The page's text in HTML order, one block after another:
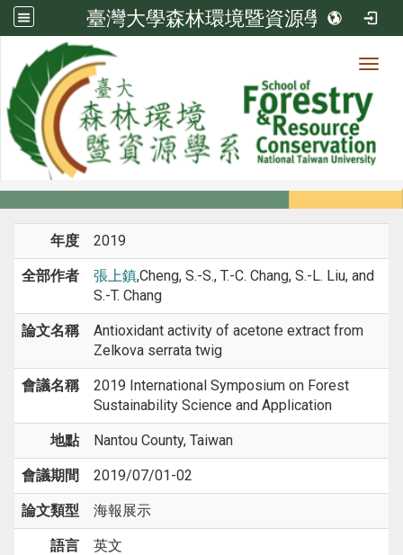
臺灣大學森林環境暨資源學系
系所成員
系所成員
年度 2019
全部作者 張上鎮,Cheng, S.-S., T.-C. Chang, S.-L. Liu, and
S.-T. Chang
論文名稱
Antioxidant activity of acetone extract from
Zelkova serrata twig
會議名稱
2019 International Symposium on Forest
Sustainability Science and Application
地點 Nantou County, Taiwan
會議期間 2019/07/01-02
論文類型 海報展示
語言 英文